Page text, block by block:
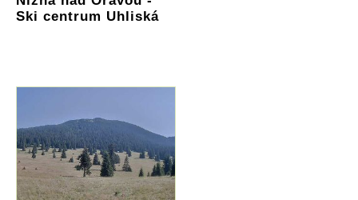
Ski centrum Uhliská